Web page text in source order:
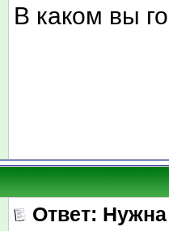
В каком вы
Ответ: